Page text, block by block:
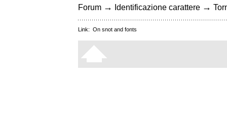
Forum → Identificazione carattere →
Link: On snot and fonts